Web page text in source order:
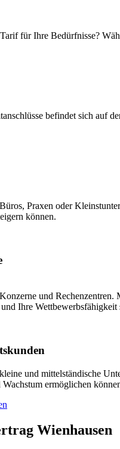
für Ihre Bedürfnisse?
befindet sich auf
Praxen oder
können.
und
Ihre Wettbewerbsfähigkeit
und mittelständische
ermöglichen
Wienhausen